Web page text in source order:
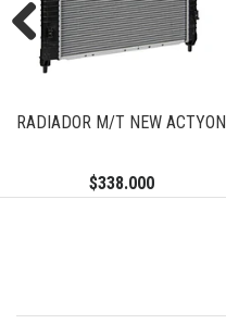
RADIADOR M/T NEW ACTYON
$338.000
Previous